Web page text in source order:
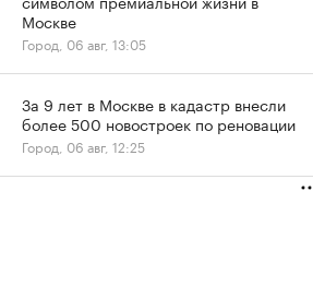
Москве
Город, 06 авг, 13:05
За 9 лет в Москве в кадастр внесли
более 500 новостроек по реновации
Город, 06 авг, 12:25